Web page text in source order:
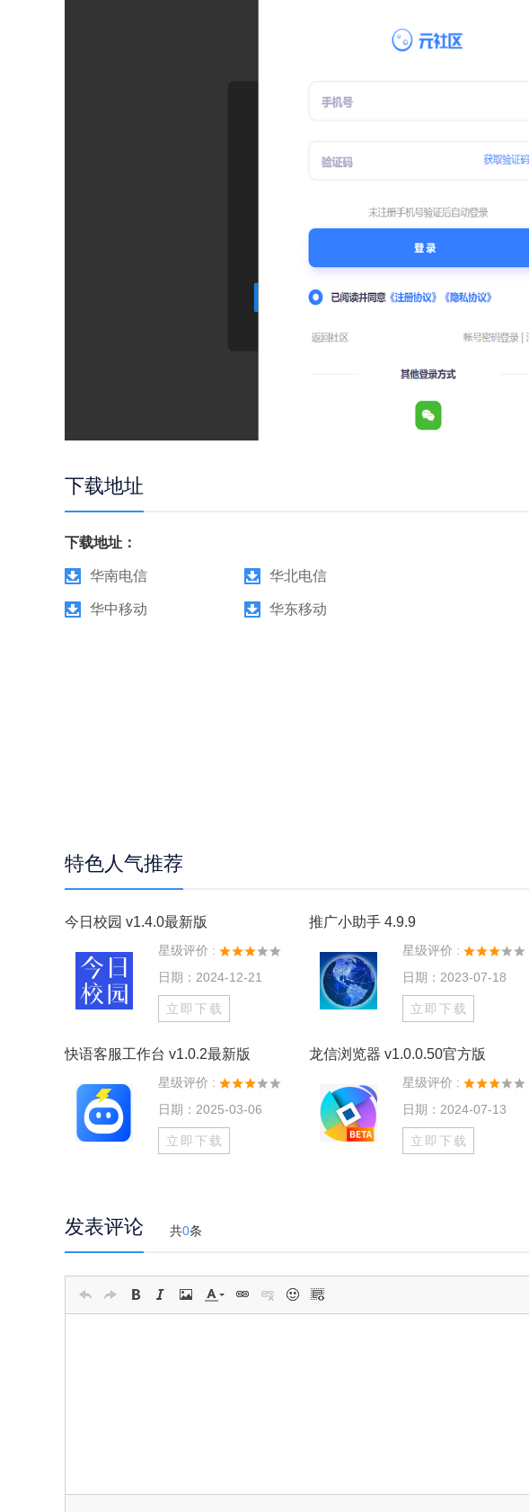
下载地址
下载地址：
华南电信 华北电信
华中移动 华东移动
特色人气推荐
今日校园 v1.4.0最新版
星级评价 :
日期：2024-12-21
立即下载
推广小助手 4.9.9
星级评价 :
日期：2023-07-18
立即下载
快语客服工作台 v1.0.2最新版
星级评价 :
日期：2025-03-06
立即下载
龙信浏览器 v1.0.0.50官方版
星级评价 :
日期：2024-07-13
立即下载
发表评论 共0条